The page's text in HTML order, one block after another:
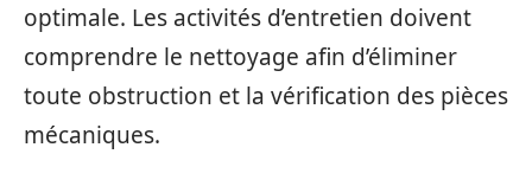
optimale. Les activités d’entretien doivent
comprendre le nettoyage afin d’éliminer
toute obstruction et la vérification des pièces
mécaniques.